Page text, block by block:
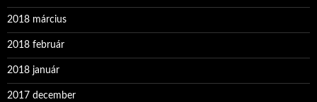
2018 március
2018 február
2018 január
2017 december